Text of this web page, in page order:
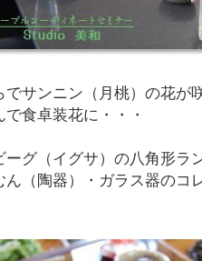
でサンニン（月桃）の花が
食卓装花に・・・
ーグ（イグサ）の八角形ラ
ん（陶器）・ガラス器のコ